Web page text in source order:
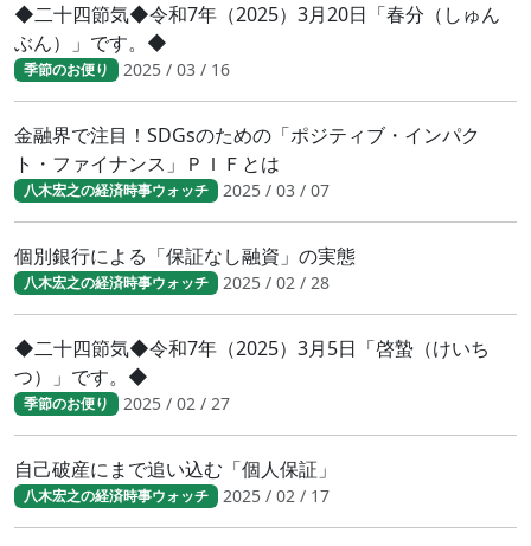
◆二十四節気◆令和7年（2025）3月20日「春分（しゅん
ぶん）」です。◆
季節のお便り 2025 / 03 / 16
金融界で注目！SDGsのための「ポジティブ・インパク
ト・ファイナンス」ＰＩＦとは
八木宏之の経済時事ウォッチ 2025 / 03 / 07
個別銀行による「保証なし融資」の実態
八木宏之の経済時事ウォッチ 2025 / 02 / 28
◆二十四節気◆令和7年（2025）3月5日「啓蟄（けいち
つ）」です。◆
季節のお便り 2025 / 02 / 27
自己破産にまで追い込む「個人保証」
八木宏之の経済時事ウォッチ 2025 / 02 / 17